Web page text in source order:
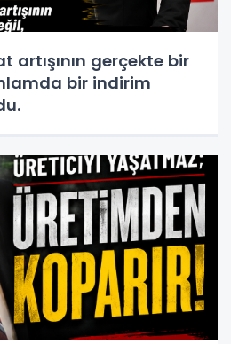
artışının gerçekte bir
bir indirim